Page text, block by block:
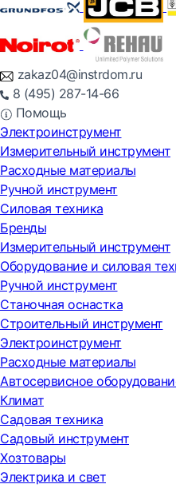
zakaz04@instrdom.ru
8 (495) 287-14-66
Помощь
Электроинструмент
Измерительный инструмент
Расходные материалы
Ручной инструмент
Силовая техника
Бренды
Измерительный инструмент
Оборудование и силовая
Ручной инструмент
Станочная оснастка
Строительный инструмент
Электроинструмент
Расходные материалы
Автосервисное
Климат
Садовая техника
Садовый инструмент
Хозтовары
Электрика и свет